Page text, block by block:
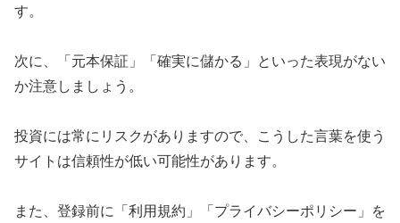
す。
次に、「元本保証」「確実に儲かる」といった表現がない
か注意しましょう。
投資には常にリスクがありますので、こうした言葉を使う
サイトは信頼性が低い可能性があります。
また、登録前に「利用規約」「プライバシーポリシー」を